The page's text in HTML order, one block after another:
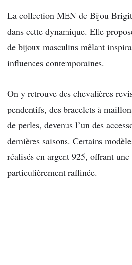
La collection MEN de Bijou
dans cette dynamique. Elle
de bijoux masculins mêlant
influences contemporaines.
On y retrouve des chevalières
pendentifs, des bracelets à
de perles, devenus l’un des
dernières saisons. Certains
réalisés en argent 925, offrant
particulièrement raffinée.